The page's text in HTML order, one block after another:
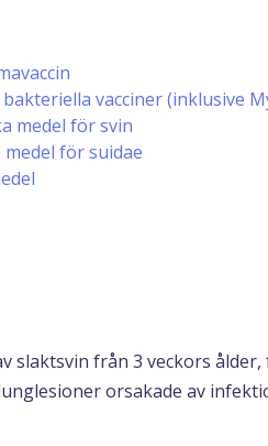
vacciner (inklusive
medel för svin
för suidae
slaktsvin från 3 veckors
orsakade av